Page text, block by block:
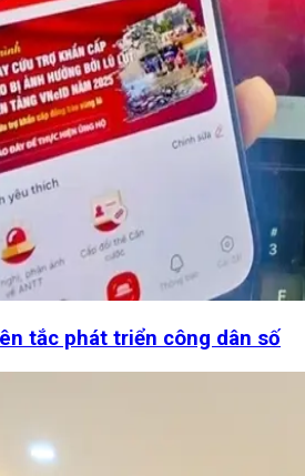
tắc phát triển công dân số